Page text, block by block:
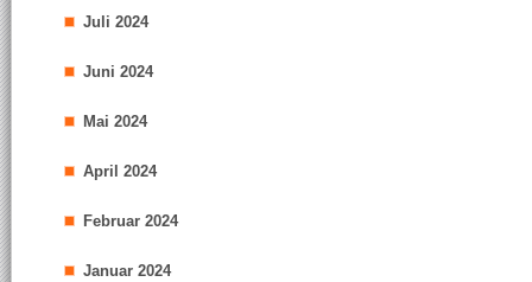
Juli 2024
Juni 2024
Mai 2024
April 2024
Februar 2024
Januar 2024